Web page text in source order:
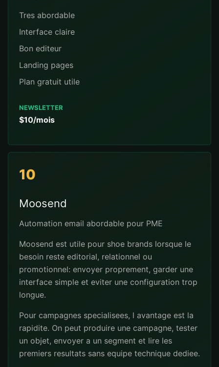
Tres abordable
Interface claire
Bon editeur
Landing pages
Plan gratuit utile
NEWSLETTER
$10/mois
10
Moosend
Automation email abordable pour PME
Moosend est utile pour shoe brands lorsque le
besoin reste editorial, relationnel ou
promotionnel: envoyer proprement, garder une
interface simple et eviter une configuration trop
longue.
Pour campagnes specialisees, l avantage est la
rapidite. On peut produire une campagne, tester
un objet, envoyer a un segment et lire les
premiers resultats sans equipe technique dediee.